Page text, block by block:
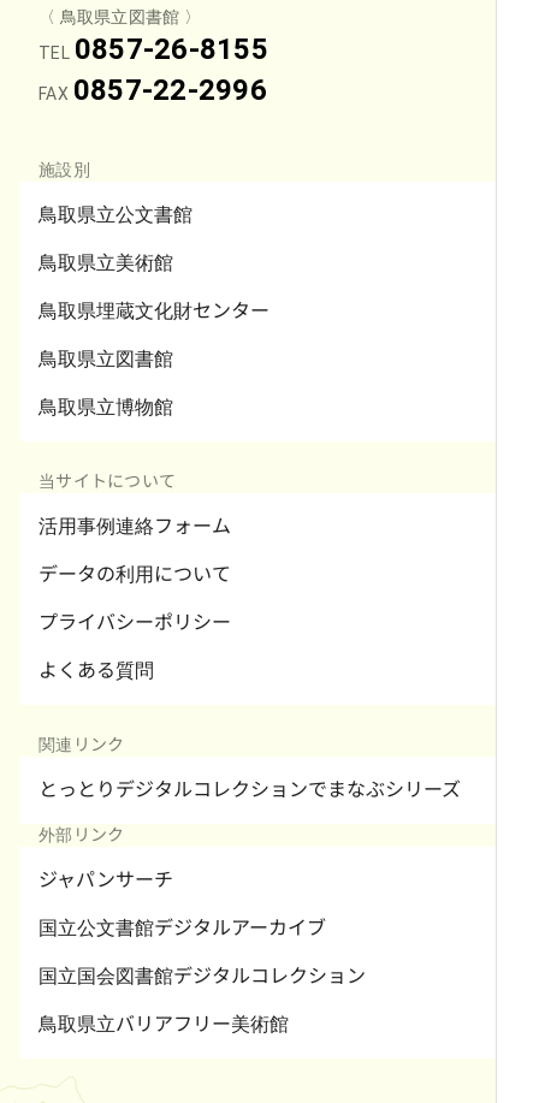
〈 鳥取県立図書館 〉
TEL
0857-26-8155
FAX 0857-22-2996
施設別
鳥取県立公文書館
鳥取県立美術館
鳥取県埋蔵文化財センター
鳥取県立図書館
鳥取県立博物館
当サイトについて
活用事例連絡フォーム
データの利用について
プライバシーポリシー
よくある質問
関連リンク
とっとりデジタルコレクションでまなぶシリーズ
外部リンク
ジャパンサーチ
国立公文書館デジタルアーカイブ
国立国会図書館デジタルコレクション
鳥取県立バリアフリー美術館